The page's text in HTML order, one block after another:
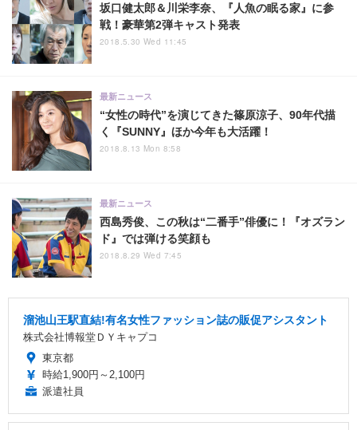
坂口健太郎＆川栄李奈、『人魚の眠る家』に参
戦！豪華第2弾キャスト発表
2018.5.30 Wed 11:45
“女性の時代”を演じてきた篠原涼子、90年代描
く『SUNNY』ほか今年も大活躍！
最新ニュース
2018.8.13 Mon 8:58
西島秀俊、この秋は“二番手”俳優に！『オズラン
ド』では弾ける笑顔も
最新ニュース
2018.8.29 Wed 7:45
溜池山王駅直結!有名女性ファッション誌の販促アシスタント
株式会社博報堂ＤＹキャプコ
東京都
時給1,900円～2,100円
派遣社員